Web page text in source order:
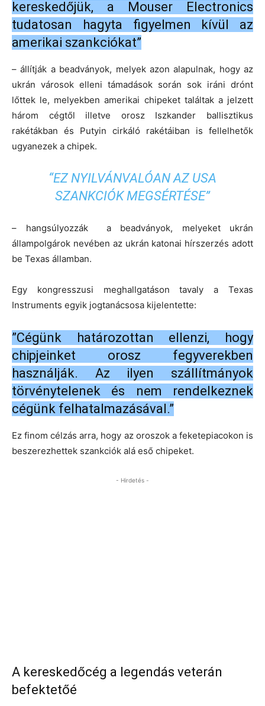
kereskedőjük, a Mouser Electronics
tudatosan hagyta figyelmen kívül az
amerikai szankciókat”
– állítják a beadványok, melyek azon alapulnak, hogy az
ukrán városok elleni támadások során sok iráni drónt
lőttek le, melyekben amerikai chipeket találtak a jelzett
három cégtől illetve orosz Iszkander ballisztikus
rakétákban és Putyin cirkáló rakétáiban is fellelhetők
ugyanezek a chipek.
“EZ NYILVÁNVALÓAN AZ USA
SZANKCIÓK MEGSÉRTÉSE”
– hangsúlyozzák a beadványok, melyeket ukrán
állampolgárok nevében az ukrán katonai hírszerzés adott
be Texas államban.
Egy kongresszusi meghallgatáson tavaly a Texas
Instruments egyik jogtanácsosa kijelentette:
”Cégünk határozottan ellenzi, hogy
chipjeinket orosz fegyverekben
használják. Az ilyen szállítmányok
törvénytelenek és nem rendelkeznek
cégünk felhatalmazásával.”
Ez finom célzás arra, hogy az oroszok a feketepiacokon is
beszerezhettek szankciók alá eső chipeket.
- Hirdetés -
A kereskedőcég a legendás veterán
befektetőé